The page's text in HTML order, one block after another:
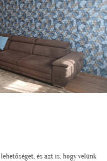
a szoba, nagyon szépen lett.